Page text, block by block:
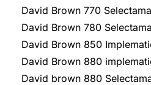
David Brown 770
David Brown 780
David Brown 850
David Brown 880
David brown 880